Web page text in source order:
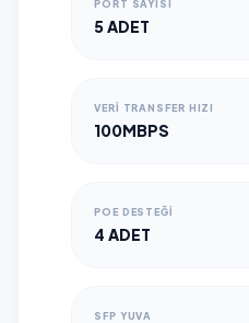
PORT SAYISI
5 ADET
VERI TRANSFER HIZI
100MBPS
POE DESTEĞI
4 ADET
SFP YUVA